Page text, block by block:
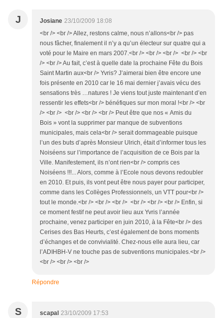
J Josiane 23/10/2009 18:08
<br /> <br /> Allez, restons calme, nous n’allons<br /> pas
nous fâcher, finalement il n’y a qu’un électeur sur quatre qui a
voté pour le Maire en mars 2007.<br /> <br /> <br /> <br /> <br
/> <br /> Au fait, c’est à quelle date la prochaine Fête du Bois
Saint Martin aux<br /> Yvris? J’aimerai bien être encore une
fois présente en 2010 car le 16 mai dernier j’avais vécu des
sensations très …natures ! Je viens tout juste maintenant d’en
ressentir les effets<br /> bénéfiques sur mon moral !<br /> <br
/> <br /> <br /> <br /> <br /> Peut être que nos « Amis du
Bois » vont la supprimer par manque de subventions
municipales, mais cela<br /> serait dommageable puisque
l’un des buts d’après Monsieur Ulrich, était d’informer tous les
Noiséens sur l’importance de l’acquisition de ce Bois par la
Ville. Manifestement, ils n’ont rien<br /> compris ces
Noiséens !!!... Alors, comme à l’Ecole nous devons redoubler
en 2010. Et puis, ils vont peut être nous payer pour participer,
comme dans les Collèges Professionnels, un VTT pour<br />
tout le monde.<br /> <br /> <br /> <br /> <br /> <br /> Enfin, si
ce moment festif ne peut avoir lieu aux Yvris l’année
prochaine, venez participer en juin 2010, à la Fête<br /> des
Cerises des Bas Heurts, c’est également de bons moments
d’échanges et de convivialité. Chez-nous elle aura lieu, car
l’ADIHBH-V ne touche pas de subventions municipales.<br />
<br /> <br /> <br />
Répondre
S scapal 23/10/2009 17:53